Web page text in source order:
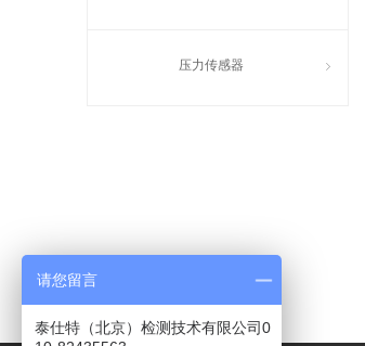
ꁇ
压力传感器
请您留言
泰仕特（北京）检测技术有限公司0